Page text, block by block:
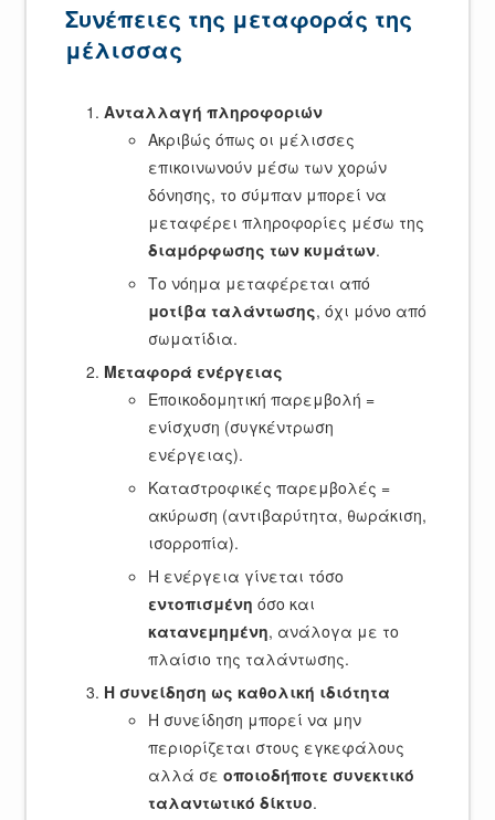
Συνέπειες της μεταφοράς της
μέλισσας
Ανταλλαγή πληροφοριών
Ακριβώς όπως οι μέλισσες
επικοινωνούν μέσω των χορών
δόνησης, το σύμπαν μπορεί να
μεταφέρει πληροφορίες μέσω της
διαμόρφωσης των κυμάτων.
Το νόημα μεταφέρεται από
μοτίβα ταλάντωσης, όχι μόνο από
σωματίδια.
Μεταφορά ενέργειας
Εποικοδομητική παρεμβολή =
ενίσχυση (συγκέντρωση
ενέργειας).
Καταστροφικές παρεμβολές =
ακύρωση (αντιβαρύτητα, θωράκιση,
ισορροπία).
Η ενέργεια γίνεται τόσο
εντοπισμένη όσο και
κατανεμημένη, ανάλογα με το
πλαίσιο της ταλάντωσης.
Η συνείδηση ως καθολική ιδιότητα
Η συνείδηση μπορεί να μην
περιορίζεται στους εγκεφάλους
αλλά σεοποιοδήποτε συνεκτικό
ταλαντωτικό δίκτυο.